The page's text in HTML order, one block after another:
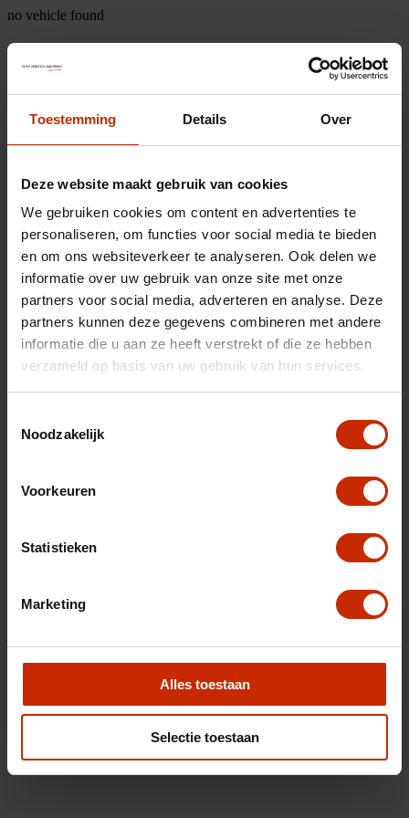
Toestemming Details Over
Deze website maakt gebruik van cookies
We gebruiken cookies om content en advertenties te
personaliseren, om functies voor social media te bieden
en om ons websiteverkeer te analyseren. Ook delen we
informatie over uw gebruik van onze site met onze
partners voor social media, adverteren en analyse. Deze
partners kunnen deze gegevens combineren met andere
informatie die u aan ze heeft verstrekt of die ze hebben
verzameld op basis van uw gebruik van hun services.
Noodzakelijk
Voorkeuren
Statistieken
Marketing
Alles toestaan
Selectie toestaan
no vehicle found